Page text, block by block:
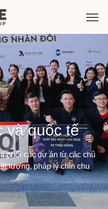
và quốc tế
phối các dự án từ các chủ
lượng, pháp lý chỉn chu